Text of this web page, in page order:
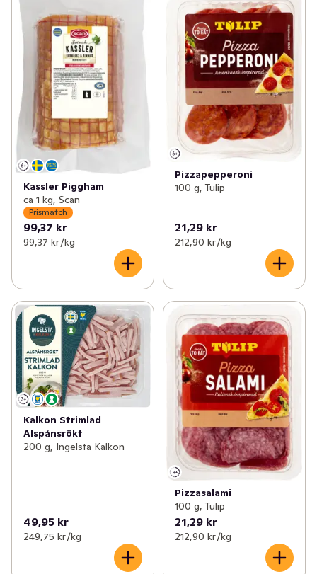
Kassler Piggham
ca 1 kg, Scan
Prismatch
99,37 kr
99,37 kr /kg
Pizzapepperoni
100 g, Tulip
21,29 kr
212,90 kr /kg
Kalkon Strimlad
Alspånsrökt
200 g, Ingelsta Kalkon
49,95 kr
249,75 kr /kg
Pizzasalami
100 g, Tulip
21,29 kr
212,90 kr /kg